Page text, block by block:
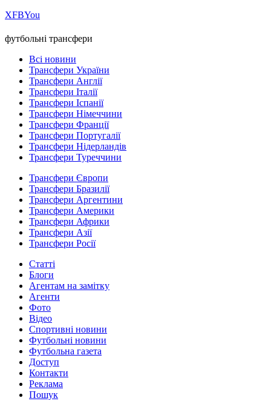
ХFBYou
футбольні трансфери
Всі новини
Трансфери України
Трансфери Англії
Трансфери Італії
Трансфери Іспанії
Трансфери Німеччини
Трансфери Франції
Трансфери Португалії
Трансфери Нідерландів
Трансфери Туреччини
Трансфери Європи
Трансфери Бразилії
Трансфери Аргентини
Трансфери Америки
Трансфери Африки
Трансфери Азії
Трансфери Росії
Статті
Блоги
Агентам на замітку
Агенти
Фото
Відео
Спортивні новини
Футбольні новини
Футбольна газета
Доступ
Контакти
Реклама
Пошук